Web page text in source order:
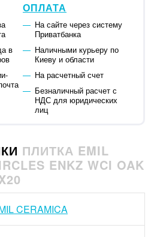
в
ОПЛАТА
На сайте через систему
Приватбанка
Наличными курьеру по
Киеву и области
На расчетный счет
Безналичный расчет с
НДС для юридических
лиц
ПЛИТКА EMIL
ENKZ WCI OAK
CERAMICA